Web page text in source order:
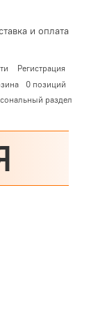
и оплата
Регистрация
0 позиций
раздел